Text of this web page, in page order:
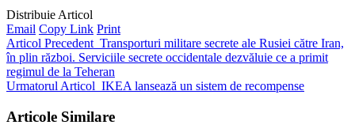
Distribuie Articol
Email Copy Link Print
Articol Precedent Transporturi militare secrete ale Rusiei către Iran,
în plin război. Serviciile secrete occidentale dezvăluie ce a primit
regimul de la Teheran
Urmatorul Articol IKEA lansează un sistem de recompense
Articole Similare